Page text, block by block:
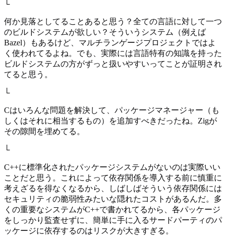
└
何か見落としてることあると思う？全ての言語に対して一つ
のビルドシステムが欲しい？そういうシステム（例えば
Bazel）もあるけど、マルチランゲージプロジェクトではよ
く使われてるよね。でも、実際には言語特有の知識を持った
ビルドシステムの方がずっと扱いやすいってことが証明され
てると思う。
└
Cはいろんな問題を解決して、パッケージマネージャー（も
しくはそれに相当するもの）を追加すべきだったね。Zigが
その隙間を埋めてる。
└
C++に標準化されたパッケージシステムがないのは実際いい
ことだと思う。これによって依存関係を導入する前に慎重に
考えざるを得なくなるから、しばしばそういう依存関係には
セキュリティの脆弱性みたいな隠れたコストがあるんだ。多
くの重要なシステムがC++で書かれてるから、各パッケージ
をしっかり監査せずに、簡単に手に入るサードパーティのパ
ッケージに依存するのはリスクが大きすぎる。